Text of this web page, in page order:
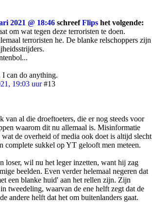
2021 @ 18:46 schreefFlips het volgende:
om wat tegen deze terroristen te doen.
terroristen he. De blanke relschoppers zijn
can do anything.
19:03 uur #13
van al die droeftoeters, die er nog steeds voor
waarom dit nu allemaal is. Misinformatie
wat de overheid of media ook doet is altijd slecht
complete sukkel op YT gelooft men meteen.
loser, wil nu het leger inzetten, want hij zag
beelden. Even verder helemaal negeren dat
een blanke huid' aan het rellen zijn. Zijn
tweedeling, waarvan de ene helft zegt dat de
andere helft dat het om buitenlanders gaat.